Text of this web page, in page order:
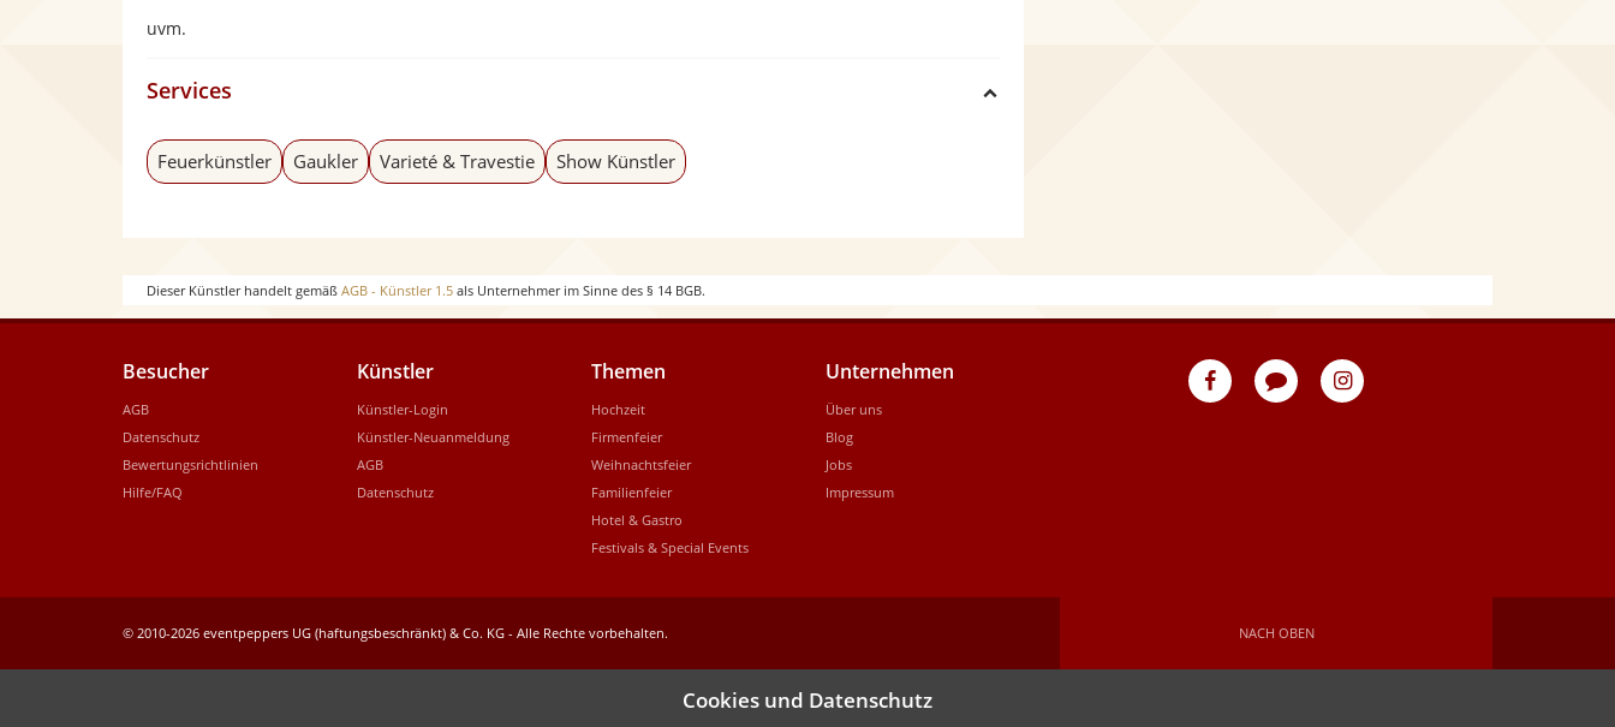
uvm.
Services
Feuerkünstler Gaukler Varieté & Travestie Show Künstler
Dieser Künstler handelt gemäß AGB - Künstler 1.5 als Unternehmer im Sinne des § 14 BGB.
eventpeppersBlog
eventpeppers
Besucher
AGB
Datenschutz
Bewertungsrichtlinien
Hilfe/FAQ
Künstler
Künstler-Login
Künstler-Neuanmeldung
AGB
Datenschutz
Themen
Hochzeit
Firmenfeier
Weihnachtsfeier
Familienfeier
Hotel & Gastro
Festivals & Special Events
Unternehmen
Über uns
Blog
Jobs
Impressum
NACH OBEN
© 2010-2026 eventpeppers UG (haftungsbeschränkt) & Co. KG - Alle Rechte vorbehalten.
Cookies und Datenschutz